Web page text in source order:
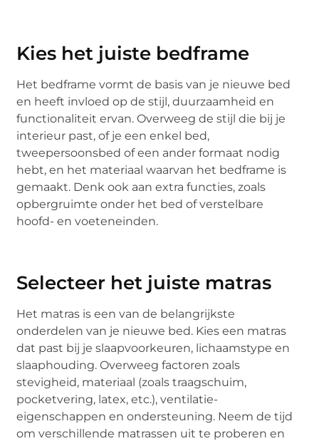
Kies het juiste bedframe
Het bedframe vormt de basis van je nieuwe bed
en heeft invloed op de stijl, duurzaamheid en
functionaliteit ervan. Overweeg de stijl die bij je
interieur past, of je een enkel bed,
tweepersoonsbed of een ander formaat nodig
hebt, en het materiaal waarvan het bedframe is
gemaakt. Denk ook aan extra functies, zoals
opbergruimte onder het bed of verstelbare
hoofd- en voeteneinden.
Selecteer het juiste matras
Het matras is een van de belangrijkste
onderdelen van je nieuwe bed. Kies een matras
dat past bij je slaapvoorkeuren, lichaamstype en
slaaphouding. Overweeg factoren zoals
stevigheid, materiaal (zoals traagschuim,
pocketvering, latex, etc.), ventilatie-
eigenschappen en ondersteuning. Neem de tijd
om verschillende matrassen uit te proberen en